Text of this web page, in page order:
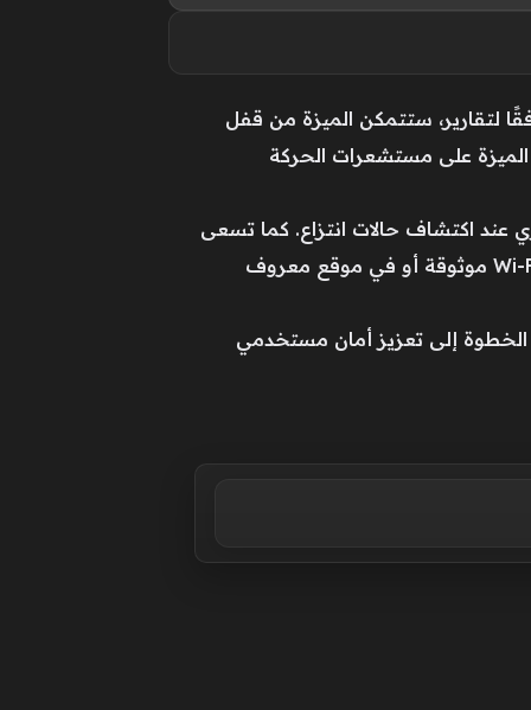
لتقارير، ستتمكن الميزة من قفل
الميزة على مستشعرات الحركة
عند اكتشاف حالات انتزاع. كما تسعى
الشركة إلى تقليل حالات القفل الخاطئ من خلال آليات تحقق، مثل التأكد من أن الهاتف متصل بشبكة Wi-Fi موثوقة أو في موقع معروف
إلى تعزيز أمان مستخدمي